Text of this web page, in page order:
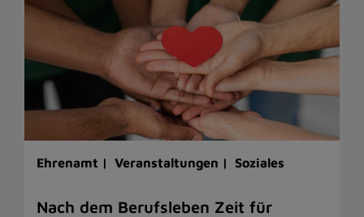
Ehrenamt | Veranstaltungen | Soziales
Nach dem Berufsleben Zeit für